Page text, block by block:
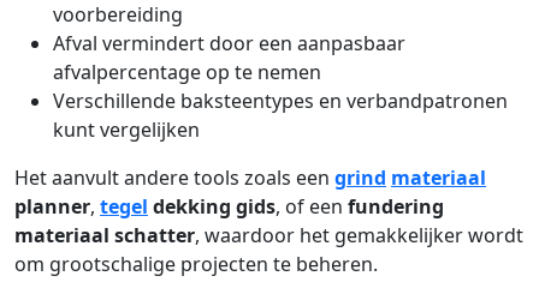
voorbereiding
Afval vermindert door een aanpasbaar
afvalpercentage op te nemen
Verschillende baksteentypes en verbandpatronen
kunt vergelijken
Het aanvult andere tools zoals een grind materiaal
planner, tegel dekking gids, of een fundering
materiaal schatter, waardoor het gemakkelijker wordt
om grootschalige projecten te beheren.